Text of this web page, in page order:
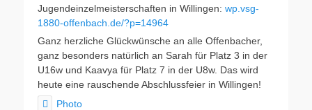
Jugendeinzelmeisterschaften in Willingen: wp.vsg-
1880-offenbach.de/?p=14964
Ganz herzliche Glückwünsche an alle Offenbacher,
ganz besonders natürlich an Sarah für Platz 3 in der
U16w und Kaavya für Platz 7 in der U8w. Das wird
heute eine rauschende Abschlussfeier in Willingen!
Photo